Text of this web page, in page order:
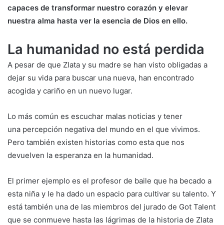
capaces de transformar nuestro corazón y elevar
nuestra alma hasta ver la esencia de Dios en ello.
La humanidad no está perdida
A pesar de que Zlata y su madre se han visto obligadas a
dejar su vida para buscar una nueva, han encontrado
acogida y cariño en un nuevo lugar.
Lo más común es escuchar malas noticias y tener
una percepción negativa del mundo en el que vivimos.
Pero también existen historias como esta que nos
devuelven la esperanza en la humanidad.
El primer ejemplo es el profesor de baile que ha becado a
esta niña y le ha dado un espacio para cultivar su talento. Y
está también una de las miembros del jurado de Got Talent
que se conmueve hasta las lágrimas de la historia de Zlata